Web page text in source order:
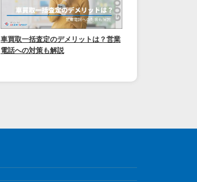
車買取一括査定のデメリットは？営業
電話への対策も解説